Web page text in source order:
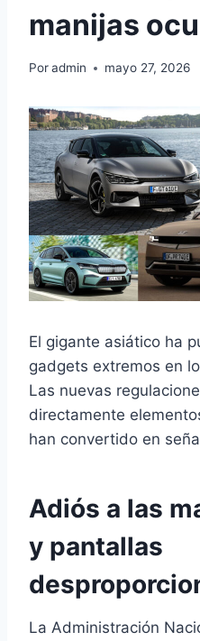
manijas
Poradmin mayo 27, 2026
El gigante asiático ha
gadgets extremos en
Las nuevas
directamente
han convertido en
Adiós a las
y pantallas
La Administración